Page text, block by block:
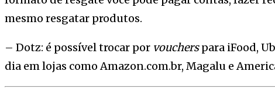
mesmo resgatar produtos.
– Dotz: é possível trocar por voucherspara iFood,
dia em lojas como Amazon.com.br, Magalu e